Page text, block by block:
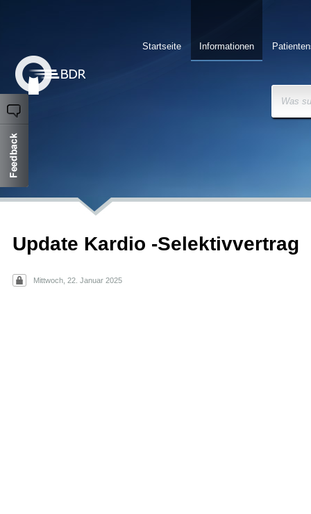
Informationen
Startseite
Was
Update Kardio -Selektivvertrag
Mittwoch, 22. Januar 2025